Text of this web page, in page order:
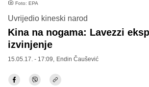
Foto: EPA
Uvrijedio kineski narod
Kina na nogama: Lavezzi
izvinjenje
15.05.17. - 17:09, Endin Čaušević